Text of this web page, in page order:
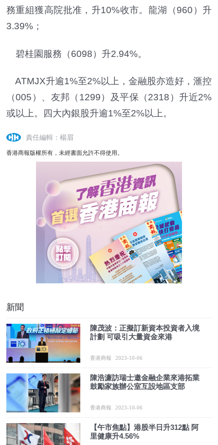
務重組獲高院批准，升10%收市。龍湖（960）升
3.39%；
碧桂園服務（6098）升2.94%。
ATMJX升逾1%至2%以上，金融股亦造好，滙控
（005）、友邦（1299）及平保（2318）升近2%
或以上。四大內銀股升逾1%至2%以上。
責任編輯：楊眉
香港商報版權所有，未經書面允許不得使用。
新聞
陳茂波：正擬訂新資本投資者入境
計劃 可吸引大量資金來港
香港商報 2023-10-06
陳浩濂訪瑞士邀金融企業來港拓業
鼓勵家族辦公室互設地區支部
香港商報 2023-10-06
【午市焦點】港股半日升312點 阿
里健康升4.56%